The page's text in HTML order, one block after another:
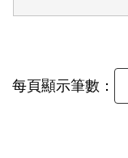
每頁顯示筆數：